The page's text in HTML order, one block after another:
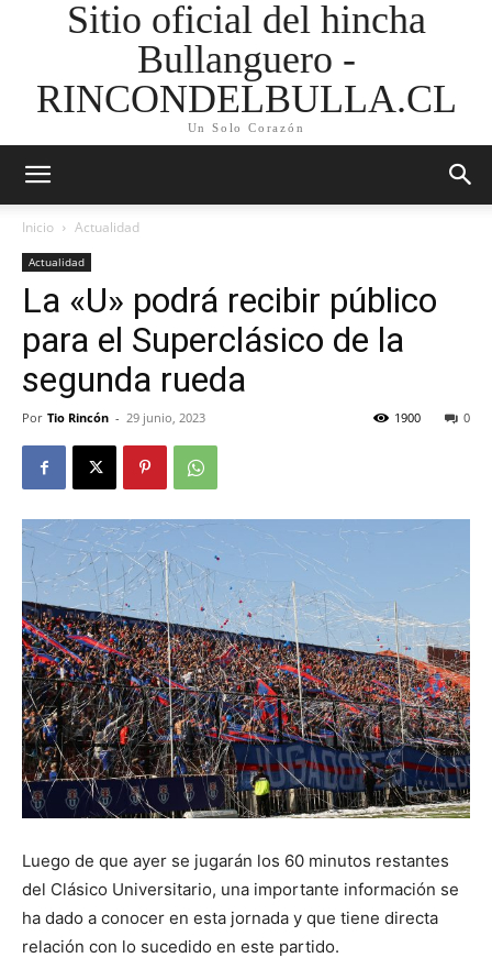
Sitio oficial del hincha
Bullanguero -
RINCONDELBULLA.CL
Un Solo Corazón
Inicio Actualidad
Actualidad
La «U» podrá recibir público
para el Superclásico de la
segunda rueda
Por Tio Rincón - 29 junio, 2023 0
1900
Luego de que ayer se jugarán los 60 minutos restantes
del Clásico Universitario, una importante información se
ha dado a conocer en esta jornada y que tiene directa
relación con lo sucedido en este partido.